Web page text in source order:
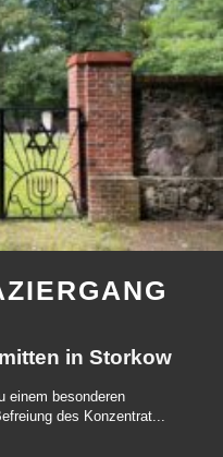
in Storkow
einem besonderen
des Konzentrat...